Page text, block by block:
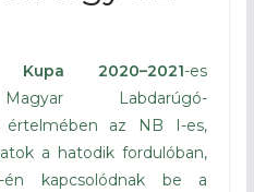
2020–2021-es
Labdarúgó-
értelmében az NB I-es,
a hatodik fordulóban,
én kapcsolódnak be a